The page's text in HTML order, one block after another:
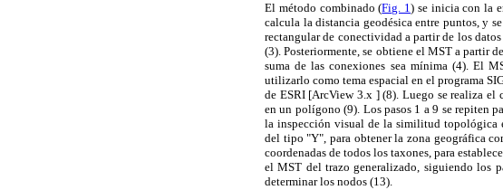
El método combinado (Fig. 1) se inicia con la
calcula la distancia geodésica entre puntos, y
rectangular de conectividad a partir de los
(3). Posteriormente, se obtiene el MST a partir
suma de las conexiones sea mínima (4). El
utilizarlo como tema espacial en el programa
de ESRI [ArcView 3.x ] (8). Luego se realiza el
en un polígono (9). Los pasos 1 a 9 se repiten
la inspección visual de la similitud topológica
del tipo "Y", para obtener la zona geográfica
coordenadas de todos los taxones, para
el MST del trazo generalizado, siguiendo los
determinar los nodos (13).